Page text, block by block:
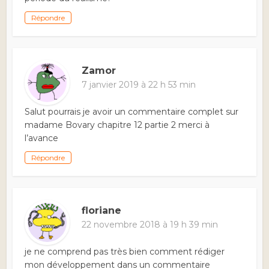
Répondre
Zamor
7 janvier 2019 à 22 h 53 min
Salut pourrais je avoir un commentaire complet sur
madame Bovary chapitre 12 partie 2 merci à
l’avance
Répondre
floriane
22 novembre 2018 à 19 h 39 min
je ne comprend pas très bien comment rédiger
mon développement dans un commentaire